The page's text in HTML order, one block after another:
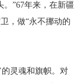
”67年来，在新疆
，做“永不挪动的
灵魂和旗帜。对